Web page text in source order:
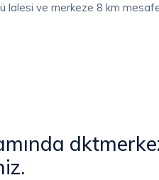
lalesi ve merkeze 8 km